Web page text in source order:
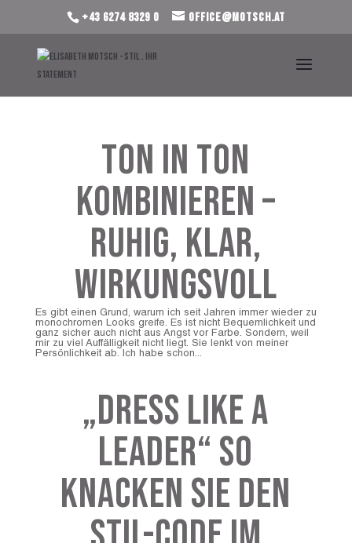
+43 6274 8329 0 office@motsch.at
Ton in Ton
kombinieren –
ruhig, klar,
wirkungsvoll
Es gibt einen Grund, warum ich seit Jahren immer wieder zu
monochromen Looks greife. Es ist nicht Bequemlichkeit und
ganz sicher auch nicht aus Angst vor Farbe. Sondern, weil
mir zu viel Auffälligkeit nicht liegt. Sie lenkt von meiner
Persönlichkeit ab. Ich habe schon...
„Dress like a
leader“ So
knacken Sie den